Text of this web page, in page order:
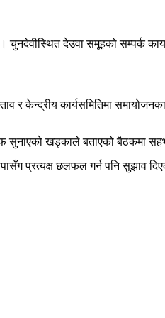
देउवा समूहको सम्पर्क
र केन्द्रीय कार्यसमितिमा
खड्काले बताएको बैठकमा
प्रत्यक्ष छलफल गर्न पनि सुझाव